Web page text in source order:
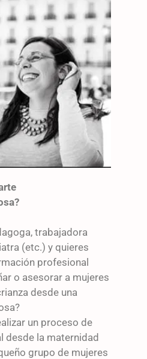
trabajadora
(etc.) y quieres
profesional
o asesorar a mujeres
desde una
un proceso de
desde la maternidad
grupo de mujeres